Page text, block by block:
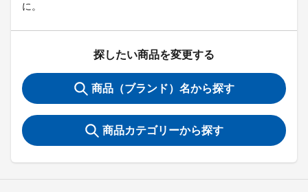
に。
探したい商品を変更する
商品（ブランド）名から探す
商品カテゴリーから探す